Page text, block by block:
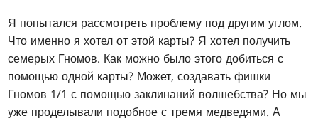
Я попытался рассмотреть проблему под другим углом.
Что именно я хотел от этой карты? Я хотел получить
семерых Гномов. Как можно было этого добиться с
помощью одной карты? Может, создавать фишки
Гномов 1/1 с помощью заклинаний волшебства? Но мы
уже проделывали подобное с тремя медведями. А